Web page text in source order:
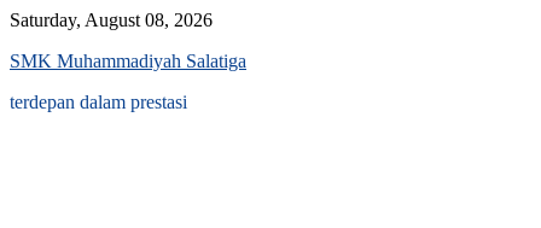
Skip
content
Saturday, August 08, 2026
SMK Muhammadiyah Salatiga
terdepan dalam prestasi